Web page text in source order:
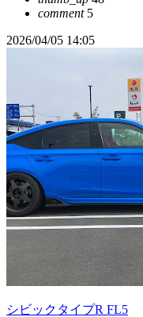
comment5
2026/04/05 14:05
シビックタイプR FL5